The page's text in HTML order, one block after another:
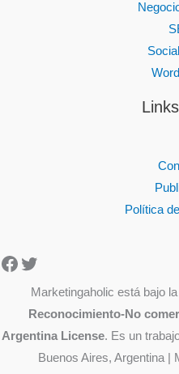
Política
Facebook
Twitter
Marketingaholic está bajo
Reconocimiento-No
Argentina License. Es un
Buenos Aires, Argentina |